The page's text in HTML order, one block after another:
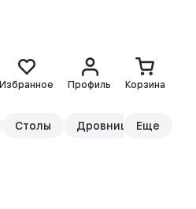
Избранное Профиль Корзина
Столы Дровницы Еще